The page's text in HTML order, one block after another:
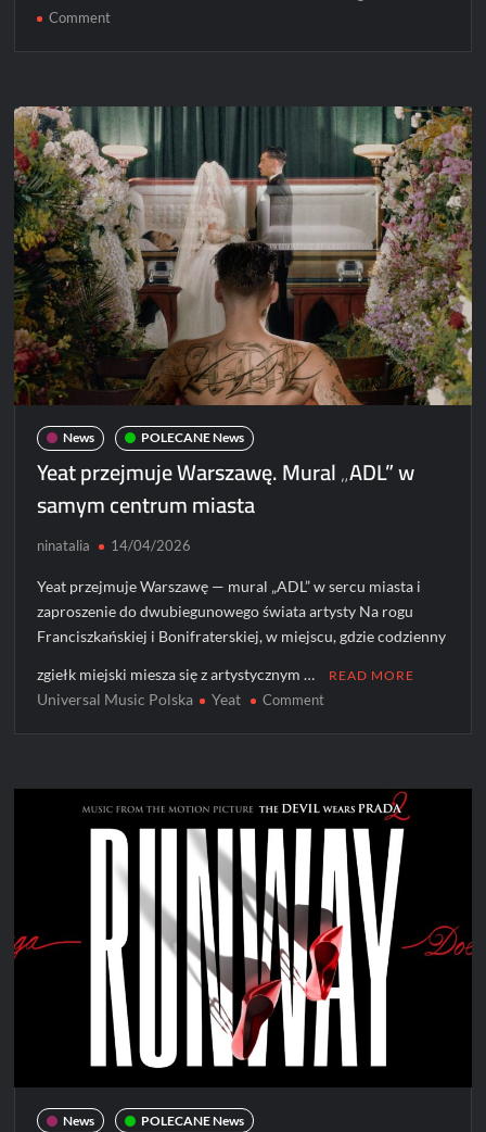
Commenton
Leosia
–
FREAK
News POLECANE News
Yeat przejmuje Warszawę. Mural „ADL” w
samym centrum miasta
ninatalia 14/04/2026
Yeat przejmuje Warszawę — mural „ADL” w sercu miasta i
zaproszenie do dwubiegunowego świata artysty Na rogu
Franciszkańskiej i Bonifraterskiej, w miejscu, gdzie codzienny
zgiełk miejski miesza się z artystycznym … READ MORE
Universal Music Polska Yeat Commenton
Mural
„ADL”
w
samym
centrum
miasta
News POLECANE News